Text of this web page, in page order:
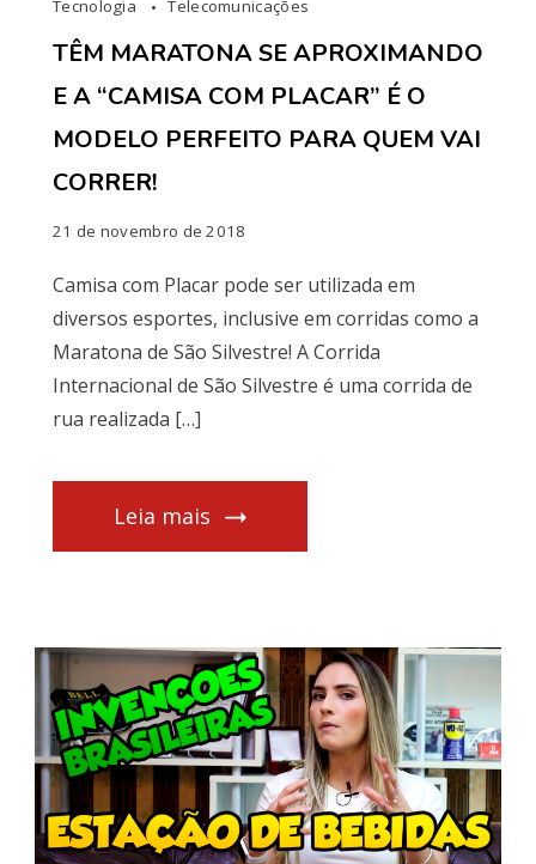
Tecnologia
Telecomunicações
TÊM MARATONA SE APROXIMANDO
E A “CAMISA COM PLACAR” É O
MODELO PERFEITO PARA QUEM VAI
CORRER!
21 de novembro de 2018
Camisa com Placar pode ser utilizada em
diversos esportes, inclusive em corridas como a
Maratona de São Silvestre! A Corrida
Internacional de São Silvestre é uma corrida de
rua realizada […]
Leia mais